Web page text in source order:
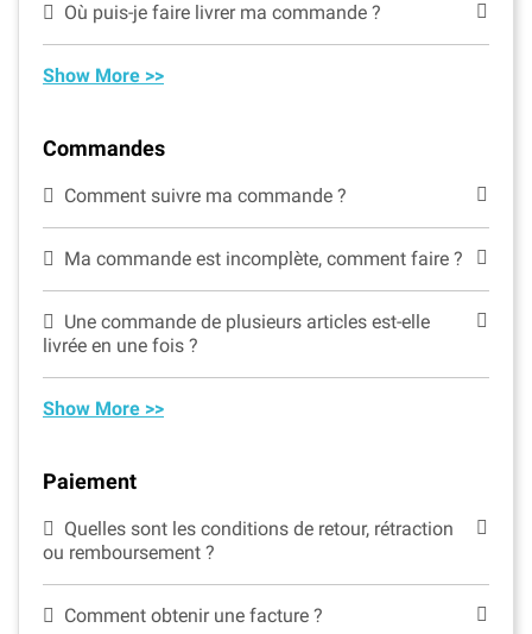
Où puis-je faire livrer ma commande ?
Show More >>
Commandes
Comment suivre ma commande ?
Ma commande est incomplète, comment faire ?
Une commande de plusieurs articles est-elle
livrée en une fois ?
Show More >>
Paiement
Quelles sont les conditions de retour, rétraction
ou remboursement ?
Comment obtenir une facture ?